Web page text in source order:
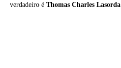
verdadeiro é Thomas Charles Lasorda